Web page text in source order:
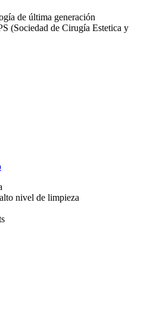
de última generación
(Sociedad de Cirugía Estetica y
nivel de limpieza